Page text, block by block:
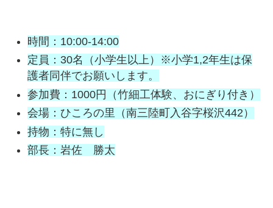
時間：10:00-14:00
定員：30名（小学生以上）※小学1,2年生は保
護者同伴でお願いします。
参加費：1000円（竹細工体験、おにぎり付き）
会場：ひころの里（南三陸町入谷字桜沢442）
持物：特に無し
部長：岩佐 勝太